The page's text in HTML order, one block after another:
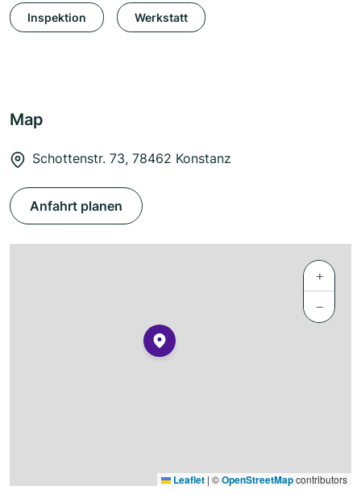
Inspektion Werkstatt
Map
Schottenstr. 73, 78462 Konstanz
Anfahrt planen
+
−
Leaflet | ©OpenStreetMapcontributors